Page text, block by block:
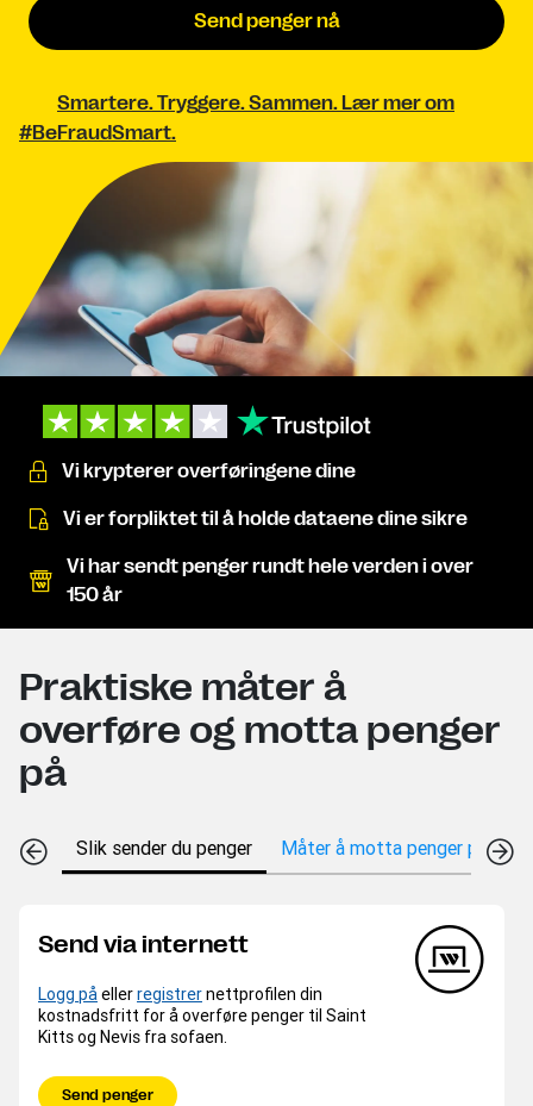
Send penger nå
Smartere. Tryggere. Sammen. Lær mer om
#BeFraudSmart.
Vi krypterer overføringene dine
Vi er forpliktet til å holde dataene dine sikre
Vi har sendt penger rundt hele verden i over
150 år
Praktiske måter å
overføre og motta penger
på
Slik sender du penger Måter å motta penger på
Send via internett
Logg påellerregistrernettprofilen din
kostnadsfritt for å overføre penger til Saint
Kitts og Nevis fra sofaen.
Send penger